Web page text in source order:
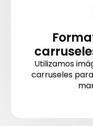
Utilizamos
carruseles